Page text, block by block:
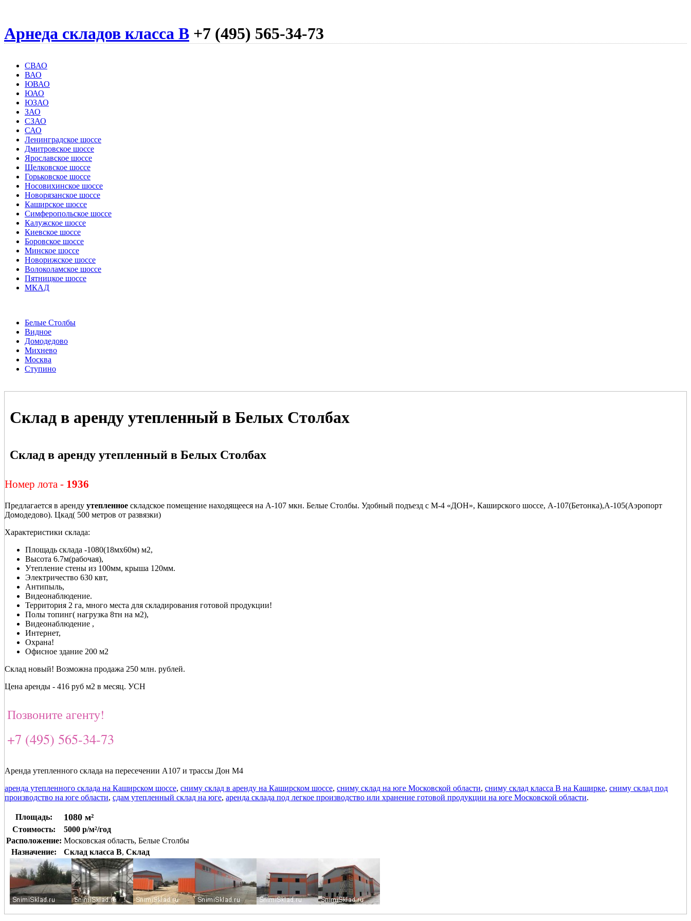
Арнеда складов класса B +7 (495) 565-34-73
СВАО
ВАО
ЮВАО
ЮАО
ЮЗАО
ЗАО
СЗАО
САО
Ленинградское шоссе
Дмитровское шоссе
Ярославское шоссе
Щелковское шоссе
Горьковское шоссе
Носовихинское шоссе
Новорязанское шоссе
Каширское шоссе
Симферопольское шоссе
Калужское шоссе
Киевское шоссе
Боровское шоссе
Минское шоссе
Новорижское шоссе
Волоколамское шоссе
Пятницкое шоссе
МКАД
Белые Столбы
Видное
Домодедово
Михнево
Москва
Ступино
Склад в аренду утепленный в Белых Столбах
Склад в аренду утепленный в Белых Столбах
Номер лота - 1936
Предлагается в аренду утепленное складское помещение находящееся на А-107 мкн. Белые Столбы. Удобный подъезд с М-4 «ДОН», Каширского шоссе, А-107(Бетонка),А-105(Аэропорт
Домодедово). Цкад( 500 метров от развязки)
Характеристики склада:
Площадь склада -1080(18мх60м) м2,
Высота 6.7м(рабочая),
Утепление стены из 100мм, крыша 120мм.
Электричество 630 квт,
Антипыль,
Видеонаблюдение.
Территория 2 га, много места для складирования готовой продукции!
Полы топинг( нагрузка 8тн на м2),
Видеонаблюдение ,
Интернет,
Охрана!
Офисное здание 200 м2
Склад новый! Возможна продажа 250 млн. рублей.
Цена аренды - 416 руб м2 в месяц. УСН
Позвоните агенту!
+7 (495) 565-34-73
Аренда утепленного склада на пересечении А107 и трассы Дон М4
аренда утепленного склада на Каширском шоссе, сниму склад в аренду на Каширском шоссе, сниму склад на юге Московской области, сниму склад класса В на Каширке, сниму склад под
производство на юге области, сдам утепленный склад на юге, аренда склада под легкое производство или хранение готовой продукции на юге Московской области.
Площадь: 1080 м²
Стоимость:
5000 р/м²/год
Расположение: Московская область, Белые Столбы
Назначение:
Склад класса B, Склад